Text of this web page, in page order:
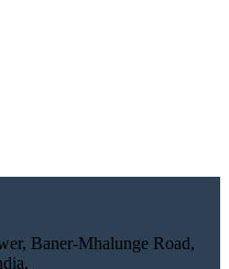
Baner-Mhalunge Road,